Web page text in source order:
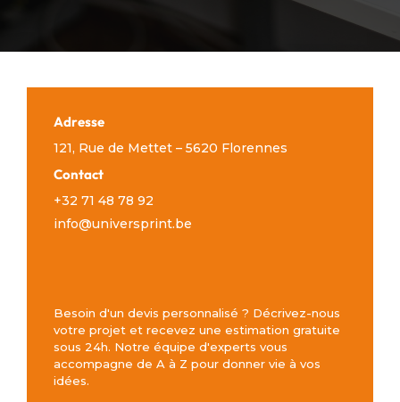
Adresse
121, Rue de Mettet – 5620 Florennes
Contact
+32 71 48 78 92
info@universprint.be
Besoin d'un devis personnalisé ? Décrivez-nous
votre projet et recevez une estimation gratuite
sous 24h. Notre équipe d'experts vous
accompagne de A à Z pour donner vie à vos
idées.